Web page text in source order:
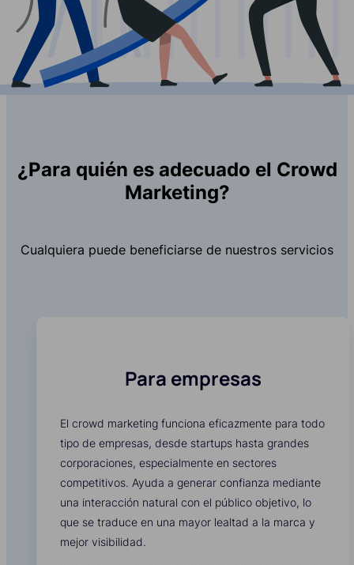
¿Para quién es adecuado el Crowd
Marketing?
Cualquiera puede beneficiarse de nuestros servicios
Para empresas
El crowd marketing funciona eficazmente para todo
tipo de empresas, desde startups hasta grandes
corporaciones, especialmente en sectores
competitivos. Ayuda a generar confianza mediante
una interacción natural con el público objetivo, lo
que se traduce en una mayor lealtad a la marca y
mejor visibilidad.